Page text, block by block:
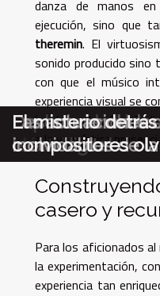
danza de manos
ejecución, sino que
theremin. El
sonido producido sino
con que el músico
experiencia visual se
la interpretación,
a la ya mística
casero y
Para los aficionados
la experimentación,
experiencia tan
Explorando la
eléctrico
Explorando el
la era digital
Descubriendo
Las actuaciones
inolvidables de
El misterio
compositores